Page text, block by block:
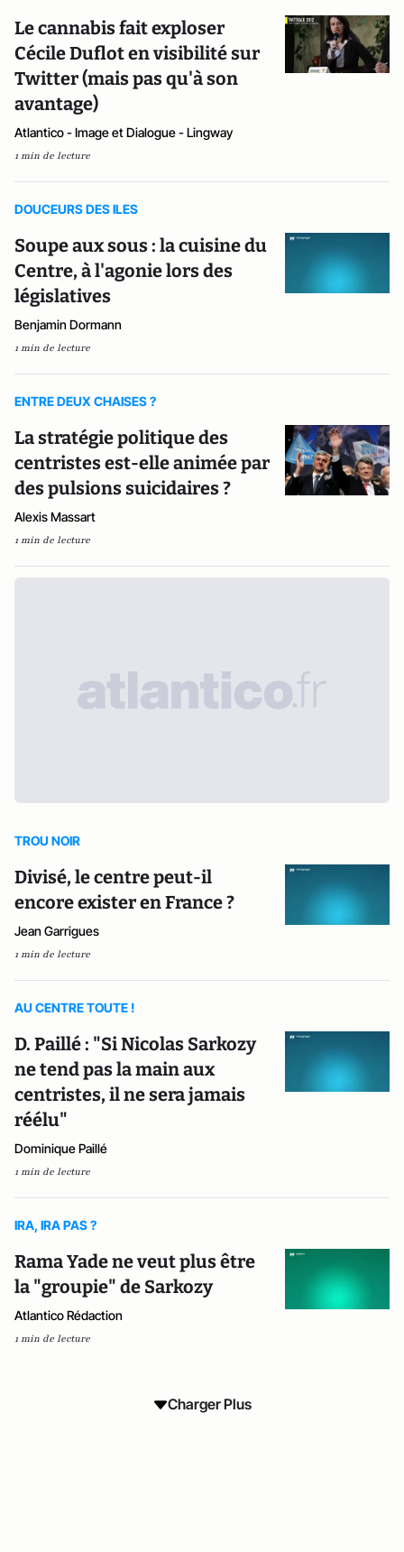
Le cannabis fait exploser
Cécile Duflot en visibilité sur
Twitter (mais pas qu'à son
avantage)
Atlantico - Image et Dialogue - Lingway
1 min de lecture
DOUCEURS DES ILES
Soupe aux sous : la cuisine du
Centre, à l'agonie lors des
législatives
Benjamin Dormann
1 min de lecture
ENTRE DEUX CHAISES ?
La stratégie politique des
centristes est-elle animée par
des pulsions suicidaires ?
Alexis Massart
1 min de lecture
TROU NOIR
Divisé, le centre peut-il
encore exister en France ?
Jean Garrigues
1 min de lecture
AU CENTRE TOUTE !
D. Paillé : "Si Nicolas Sarkozy
ne tend pas la main aux
centristes, il ne sera jamais
réélu"
Dominique Paillé
1 min de lecture
IRA, IRA PAS ?
Rama Yade ne veut plus être
la "groupie" de Sarkozy
Atlantico Rédaction
1 min de lecture
Charger Plus